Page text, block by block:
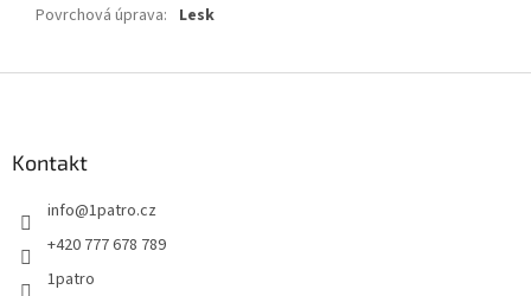
Povrchová úprava: Lesk
Kontakt
info@1patro.cz
+420 777 678 789
1patro